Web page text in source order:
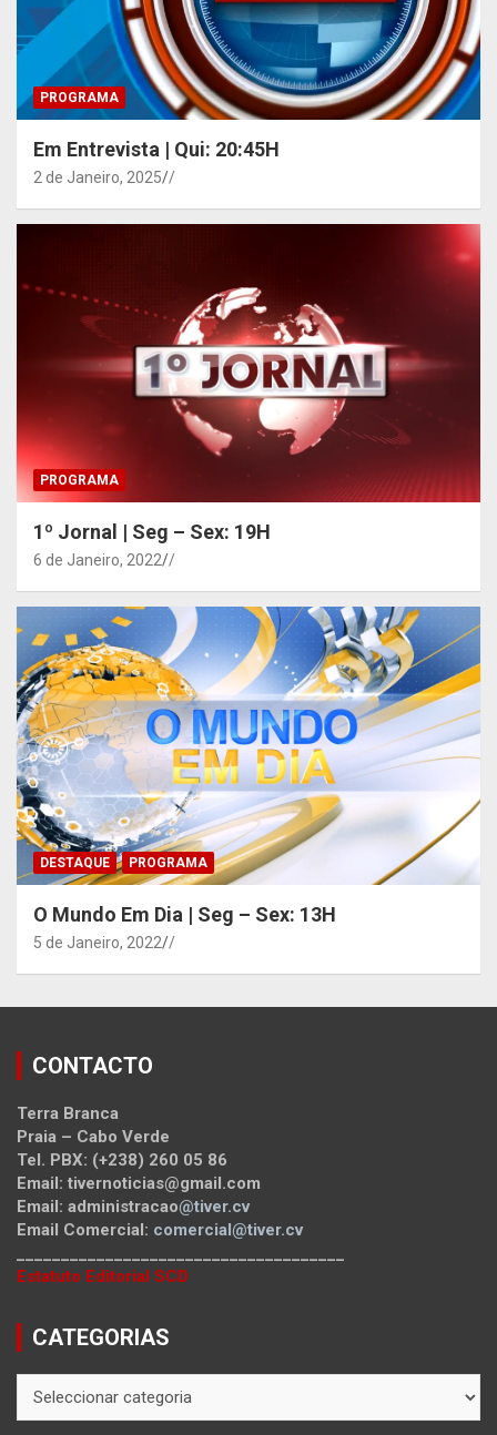
PROGRAMA
Em Entrevista | Qui: 20:45H
2 de Janeiro, 2025 /
PROGRAMA
1º Jornal | Seg – Sex: 19H
6 de Janeiro, 2022 /
DESTAQUE PROGRAMA
O Mundo Em Dia | Seg – Sex: 13H
5 de Janeiro, 2022 /
CONTACTO
Terra Branca
Praia – Cabo Verde
Tel. PBX: (+238) 260 05 86
Email: tivernoticias@gmail.com
Email: administracao@tiver.cv
Email Comercial: comercial@tiver.cv
Estatuto Editorial SCD
CATEGORIAS